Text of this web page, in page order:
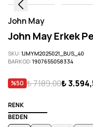
John May
John May Erkek
SKU:1JMYM2025021_BUS_40
BARKOD:1907655058334
%50 ₺ 7.189,00₺
RENK
BEDEN